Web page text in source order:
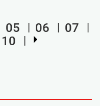
05 06
07
10